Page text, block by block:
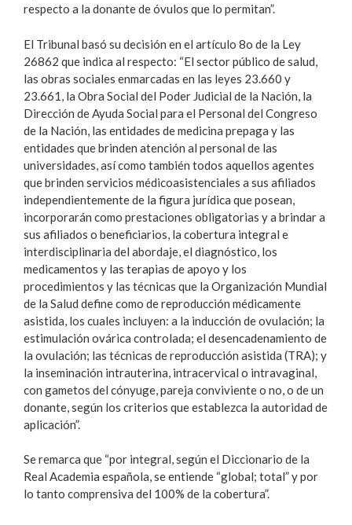
respecto a la donante de óvulos que lo permitan”.
El Tribunal basó su decisión en el artículo 8o de la Ley
26862 que indica al respecto: “El sector público de salud,
las obras sociales enmarcadas en las leyes 23.660 y
23.661, la Obra Social del Poder Judicial de la Nación, la
Dirección de Ayuda Social para el Personal del Congreso
de la Nación, las entidades de medicina prepaga y las
entidades que brinden atención al personal de las
universidades, así como también todos aquellos agentes
que brinden servicios médico­asistenciales a sus afiliados
independientemente de la figura jurídica que posean,
incorporarán como prestaciones obligatorias y a brindar a
sus afiliados o beneficiarios, la cobertura integral e
interdisciplinaria del abordaje, el diagnóstico, los
medicamentos y las terapias de apoyo y los
procedimientos y las técnicas que la Organización Mundial
de la Salud define como de reproducción médicamente
asistida, los cuales incluyen: a la inducción de ovulación; la
estimulación ovárica controlada; el desencadenamiento de
la ovulación; las técnicas de reproducción asistida (TRA); y
la inseminación intrauterina, intracervical o intravaginal,
con gametos del cónyuge, pareja conviviente o no, o de un
donante, según los criterios que establezca la autoridad de
aplicación”.
Se remarca que “por integral, según el Diccionario de la
Real Academia española, se entiende “global; total” y por
lo tanto comprensiva del 100% de la cobertura”.